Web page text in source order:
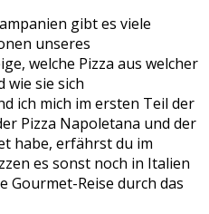
gibt es viele
unseres
welche Pizza aus welcher
wie sie sich
ich mich im ersten Teil der
Pizza Napoletana und der
habe, erfährst du im
es sonst noch in Italien
Gourmet-Reise durch das